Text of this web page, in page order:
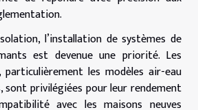
l’installation de systèmes de
est devenue une priorité. Les
particulièrement les modèles air-eau
sont privilégiées pour leur rendement
avec les maisons neuves